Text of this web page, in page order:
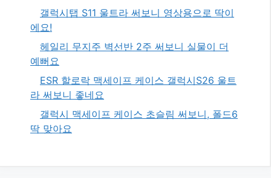
갤럭시탭 S11 울트라 써보니 영상용으로 딱이
에요!
헤일리 무지주 벽선반 2주 써보니 실물이 더
예뻐요
ESR 할로락 맥세이프 케이스 갤럭시S26 울트
라 써보니 좋네요
갤럭시 맥세이프 케이스 초슬림 써보니, 폴드6
딱 맞아요